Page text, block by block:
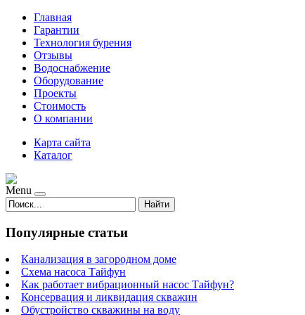
Главная
Гарантии
Технология бурения
Отзывы
Водоснабжение
Оборудование
Проекты
Стоимость
О компании
Карта сайта
Каталог
Menu
Найти
Популярные статьи
Канализация в загородном доме
Схема насоса Тайфун
Как работает вибрационный насос Тайфун?
Консервация и ликвидация скважин
Обустройство скважины на воду